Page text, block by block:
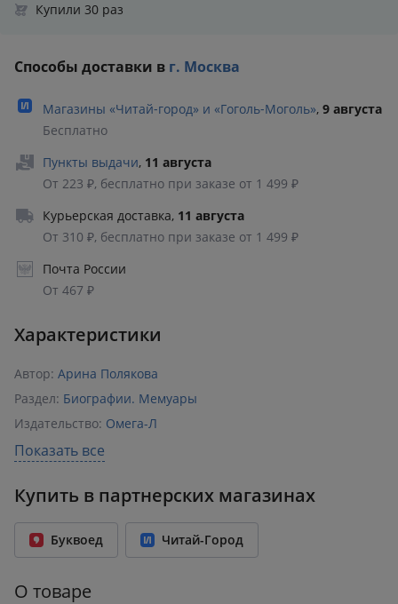
Купили 30 раз
Способы доставки в г. Москва
Магазины «Читай‑город» и «Гоголь‑Моголь», 9 августа
Бесплатно
Пункты выдачи, 11 августа
От 223 ₽, бесплатно при заказе от 1 499 ₽
Курьерская доставка, 11 августа
От 310 ₽, бесплатно при заказе от 1 499 ₽
Почта России
От 467 ₽
Характеристики
Автор: Арина Полякова
Раздел: Биографии. Мемуары
Издательство: Омега-Л
ISBN: 9785911469221
Количество страниц: 270
Переплет: Твёрдый переплёт
Формат: 146x207 мм
Показать все
Купить в партнерских магазинах
Буквоед Читай-Город
О товаре